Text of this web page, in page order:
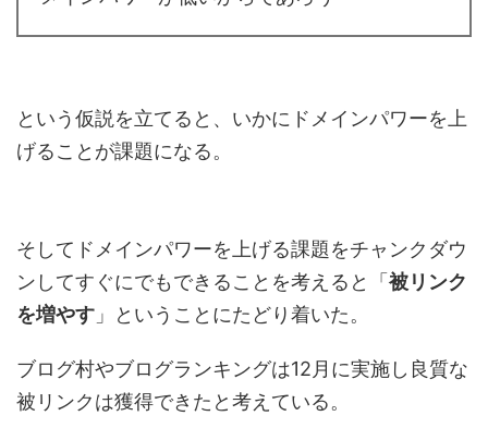
という仮説を立てると、いかにドメインパワーを上
げることが課題になる。
そしてドメインパワーを上げる課題をチャンクダウ
ンしてすぐにでもできることを考えると「 被リンク
を増やす 」ということにたどり着いた。
ブログ村やブログランキングは12月に実施し良質な
被リンクは獲得できたと考えている。